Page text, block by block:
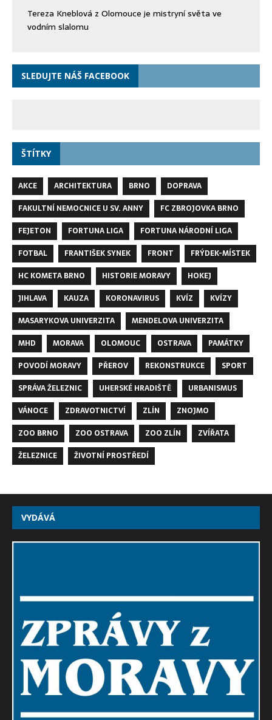
Tereza Kneblová z Olomouce je mistryní světa ve
vodním slalomu
SLEDUJTE NÁŠ FACEBOOK
ŠTÍTKY
AKCE ARCHITEKTURA BRNO
DOPRAVA
FAKULTNÍ NEMOCNICE U SV. ANNY
FC ZBROJOVKA BRNO
FEJETON
FORTUNA LIGA
FORTUNA NÁRODNÍ LIGA
FOTBAL
FRANTIŠEK SYNEK FRONT
FRÝDEK-MÍSTEK
HC KOMETA BRNO
HISTORIE MORAVY
HOKEJ
JIHLAVA
KAUZA KORONAVIRUS KVÍZ
KVÍZY
MASARYKOVA UNIVERZITA
MENDELOVA UNIVERZITA
MHD
MORAVA OLOMOUC OSTRAVA
PAMÁTKY
POVODÍ MORAVY
PŘEROV REKONSTRUKCE
SPORT
SPRÁVA ŽELEZNIC
UHERSKÉ HRADIŠTĚ
URBANISMUS
VÁNOCE
ZDRAVOTNICTVÍ ZLÍN
ZNOJMO
ZOO BRNO
ZOO OSTRAVA ZOO ZLÍN
ZVÍŘATA
ŽELEZNICE
ŽIVOTNÍ PROSTŘEDÍ
VYDÁVÁ